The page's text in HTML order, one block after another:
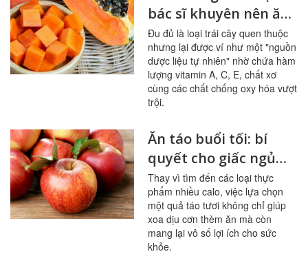
bác sĩ khuyên nên ăn
đu đủ thường xuyên
Đu đủ là loại trái cây quen thuộc
nhưng lại được ví như một "nguồn
dược liệu tự nhiên" nhờ chứa hàm
lượng vitamin A, C, E, chất xơ
cùng các chất chống oxy hóa vượt
trội.
Ăn táo buổi tối: bí
quyết cho giấc ngủ
ngon, hệ tiêu hóa
khỏe mạnh
Thay vì tìm đến các loại thực
phẩm nhiều calo, việc lựa chọn
một quả táo tươi không chỉ giúp
xoa dịu cơn thèm ăn mà còn
mang lại vô số lợi ích cho sức
khỏe.